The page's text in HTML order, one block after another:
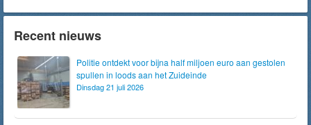
Recent nieuws
Politie ontdekt voor bijna half miljoen euro aan gestolen
spullen in loods aan het Zuideinde
Dinsdag 21 juli 2026